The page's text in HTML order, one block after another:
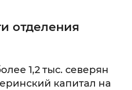
Увеличенный
С засечками
отделения
1,2 тыс. северян
капитал на